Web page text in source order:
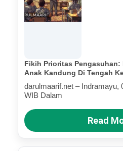
Fikih Prioritas Pengasuhan:
Anak Kandung Di Tengah
darulmaarif.net – Indramayu,
WIB Dalam
Read